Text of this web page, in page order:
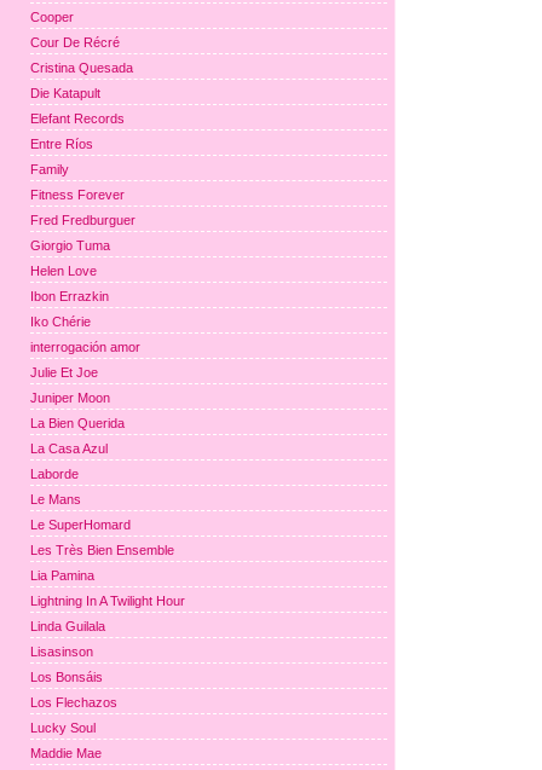
Cooper
Cour De Récré
Cristina Quesada
Die Katapult
Elefant Records
Entre Ríos
Family
Fitness Forever
Fred Fredburguer
Giorgio Tuma
Helen Love
Ibon Errazkin
Iko Chérie
interrogación amor
Julie Et Joe
Juniper Moon
La Bien Querida
La Casa Azul
Laborde
Le Mans
Le SuperHomard
Les Très Bien Ensemble
Lia Pamina
Lightning In A Twilight Hour
Linda Guilala
Lisasinson
Los Bonsáis
Los Flechazos
Lucky Soul
Maddie Mae